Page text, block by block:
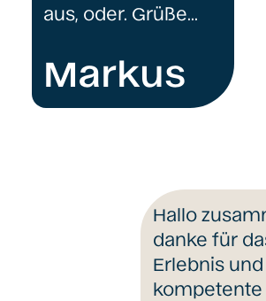
aus, oder. Grüße…
Markus
Hallo
danke für
Erlebnis
kompetente